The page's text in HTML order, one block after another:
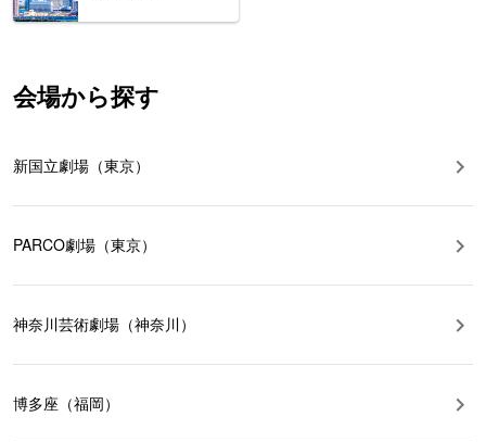
会場から探す
新国立劇場（東京）
PARCO劇場（東京）
神奈川芸術劇場（神奈川）
博多座（福岡）